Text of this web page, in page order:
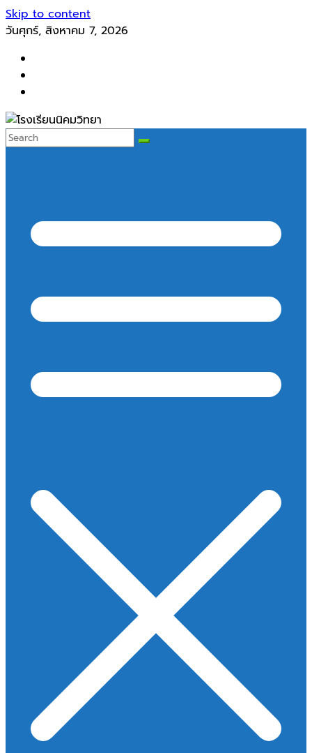
Skip to content
วันศุกร์, สิงหาคม 7, 2026